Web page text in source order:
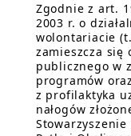
Zgodnie z art.
2003 r. o
wolontariacie
zamieszcza się
publicznego w
programów
z profilaktyka
nałogów
Stowarzyszenie